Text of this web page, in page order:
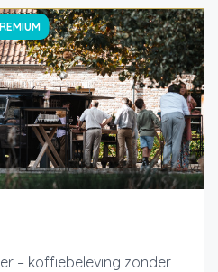
– koffiebeleving zonder